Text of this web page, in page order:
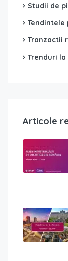
Studii de
Tendintele
Tranzactii
Trenduri
Articole